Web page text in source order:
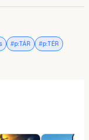
#p:TÁR #p:TÉR